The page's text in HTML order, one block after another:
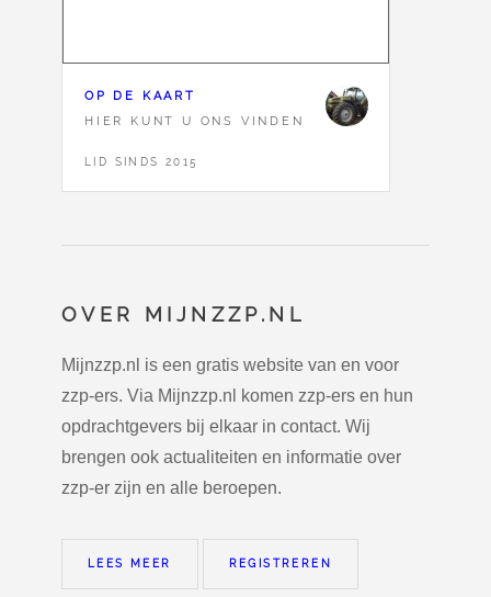
OP DE KAART
HIER KUNT U ONS VINDEN
LID SINDS 2015
OVER MIJNZZP.NL
Mijnzzp.nl is een gratis website van en voor
zzp-ers. Via Mijnzzp.nl komen zzp-ers en hun
opdrachtgevers bij elkaar in contact. Wij
brengen ook actualiteiten en informatie over
zzp-er zijn en alle beroepen.
LEES MEER REGISTREREN